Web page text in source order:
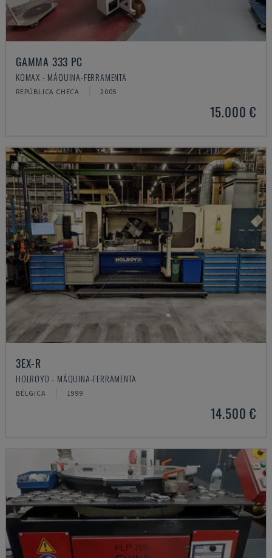
GAMMA 333 PC
KOMAX - MÁQUINA-FERRAMENTA
REPÚBLICA CHECA 2005
15.000 €
3EX-R
HOLROYD - MÁQUINA-FERRAMENTA
BÉLGICA 1999
14.500 €